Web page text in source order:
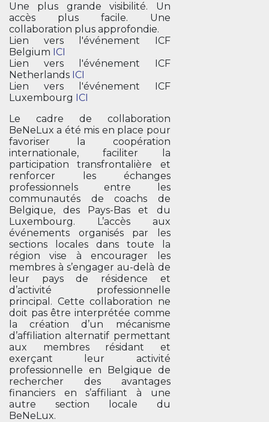
Une plus grande visibilité. Un
accès plus facile. Une
collaboration plus approfondie.
Lien vers l'événement ICF
Belgium ICI
Lien vers l'événement ICF
Netherlands ICI
Lien vers l'événement ICF
Luxembourg ICI
Le cadre de collaboration
BeNeLux a été mis en place pour
favoriser la coopération
internationale, faciliter la
participation transfrontalière et
renforcer les échanges
professionnels entre les
communautés de coachs de
Belgique, des Pays-Bas et du
Luxembourg. L’accès aux
événements organisés par les
sections locales dans toute la
région vise à encourager les
membres à s’engager au-delà de
leur pays de résidence et
d’activité professionnelle
principal. Cette collaboration ne
doit pas être interprétée comme
la création d’un mécanisme
d’affiliation alternatif permettant
aux membres résidant et
exerçant leur activité
professionnelle en Belgique de
rechercher des avantages
financiers en s’affiliant à une
autre section locale du
BeNeLux.